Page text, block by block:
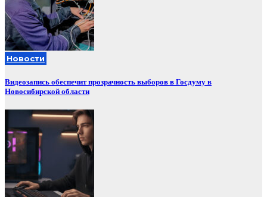
Новости
Видеозапись обеспечит прозрачность выборов в Госдуму в
Новосибирской области